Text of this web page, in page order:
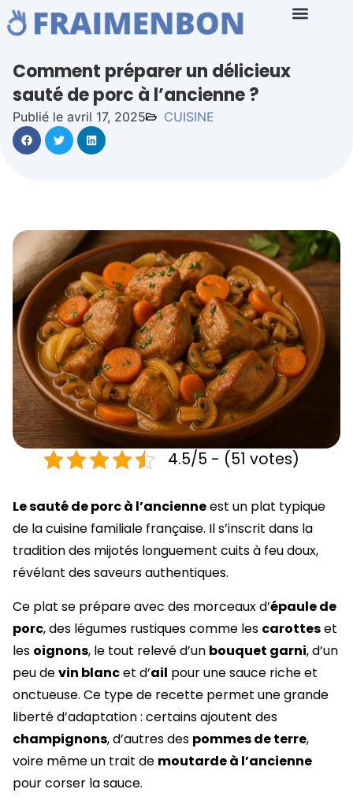
Comment préparer un délicieux
sauté de porc à l’ancienne ?
Publié le avril 17, 2025 CUISINE
4.5/5 - (51 votes)
Le sauté de porc à l’ancienneest un plat typique
de la cuisine familiale française. Il s’inscrit dans la
tradition des mijotés longuement cuits à feu doux,
révélant des saveurs authentiques.
Ce plat se prépare avec des morceaux d’épaule de
porc, des légumes rustiques comme les carotteset
les oignons, le tout relevé d’un bouquet garni, d’un
peu devin blancet d’ail pour une sauce riche et
onctueuse. Ce type de recette permet une grande
liberté d’adaptation : certains ajoutent des
champignons, d’autres des pommes de terre,
voire même un trait de moutarde à l’ancienne
pour corser la sauce.